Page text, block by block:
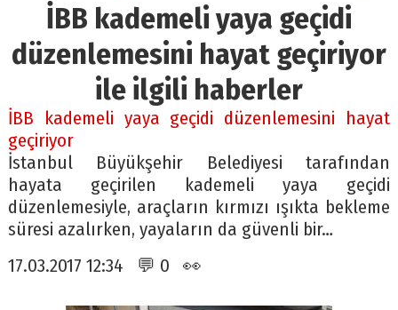
İBB kademeli yaya geçidi
düzenlemesini hayat geçiriyor
ile ilgili haberler
İBB kademeli yaya geçidi düzenlemesini hayat
geçiriyor
İstanbul Büyükşehir Belediyesi tarafından
hayata geçirilen kademeli yaya geçidi
düzenlemesiyle, araçların kırmızı ışıkta bekleme
süresi azalırken, yayaların da güvenli bir…
17.03.2017 12:34 💬 0 👀